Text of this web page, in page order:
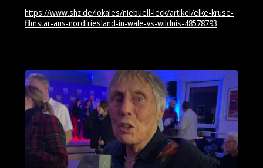
https://www.shz.de/lokales/niebuell-leck/artikel/elke-kruse-
filmstar-aus-nordfriesland-in-wale-vs-wildnis-48578793